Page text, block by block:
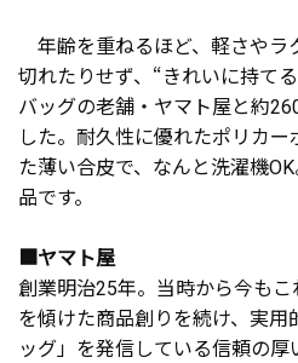
年齢を重ねるほど、軽さやラ
切れたりせず、“きれいに持て
バッグの老舗・ヤマト屋と約
した。耐久性に優れたポリカ
た薄い合皮で、なんと洗濯機
品です。
■ヤマト屋
創業明治25年。当時から今も
を傾けた商品創りを続け、実
ッグ」を発信している信頼の厚